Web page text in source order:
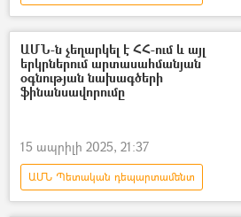
Սթիվեն Ուիտկոֆ
Մարկո Ռուբիո
բանակցություններ
Ուկրաինա
ԱՄՆ
Փարիզ
ԱՄՆ-ն չեղարկել է ՀՀ-ում և այլ
երկրներում արտասահմանյան
օգնության նախագծերի
ֆինանսավորումը
15 ապրիլի 2025, 21:37
ԱՄՆ Պետական դեպարտամենտ